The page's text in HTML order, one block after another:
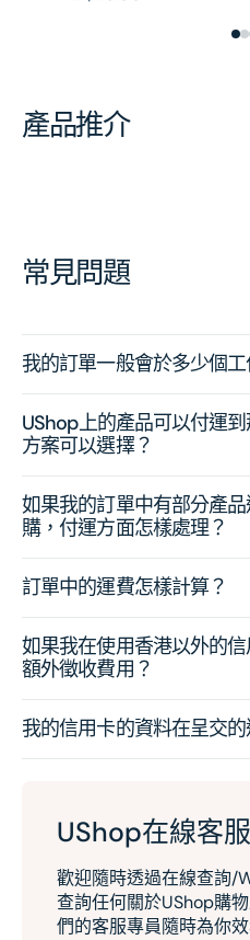
產品推介
常見問題
我的訂單一般會於多少個
UShop上的產品可以付運
方案可以選擇？
如果我的訂單中有部分產
購，付運方面怎樣處理？
訂單中的運費怎樣計算？
如果我在使用香港以外的
額外徵收費用？
我的信用卡的資料在呈交
UShop在線客服
歡迎隨時透過在線查詢/
查詢任何關於UShop購
們的客服專員隨時為你效